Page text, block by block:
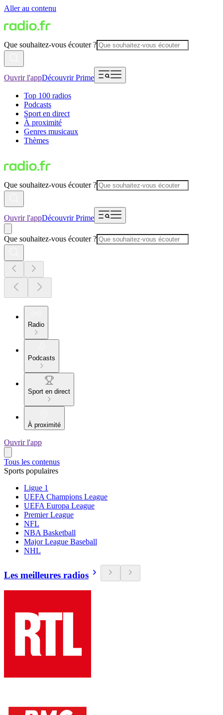
Aller au contenu
Que souhaitez-vous écouter ?
Ouvrir l'appDécouvrir Prime
Top 100 radios
Podcasts
Sport en direct
À proximité
Genres musicaux
Thèmes
Que souhaitez-vous écouter ?
Ouvrir l'appDécouvrir Prime
Que souhaitez-vous écouter ?
Radio
Podcasts
Sport en direct
À proximité
Ouvrir l'app
Tous les contenus
Sports populaires
Ligue 1
UEFA Champions League
UEFA Europa League
Premier League
NFL
NBA Basketball
Major League Baseball
NHL
Les meilleures radios